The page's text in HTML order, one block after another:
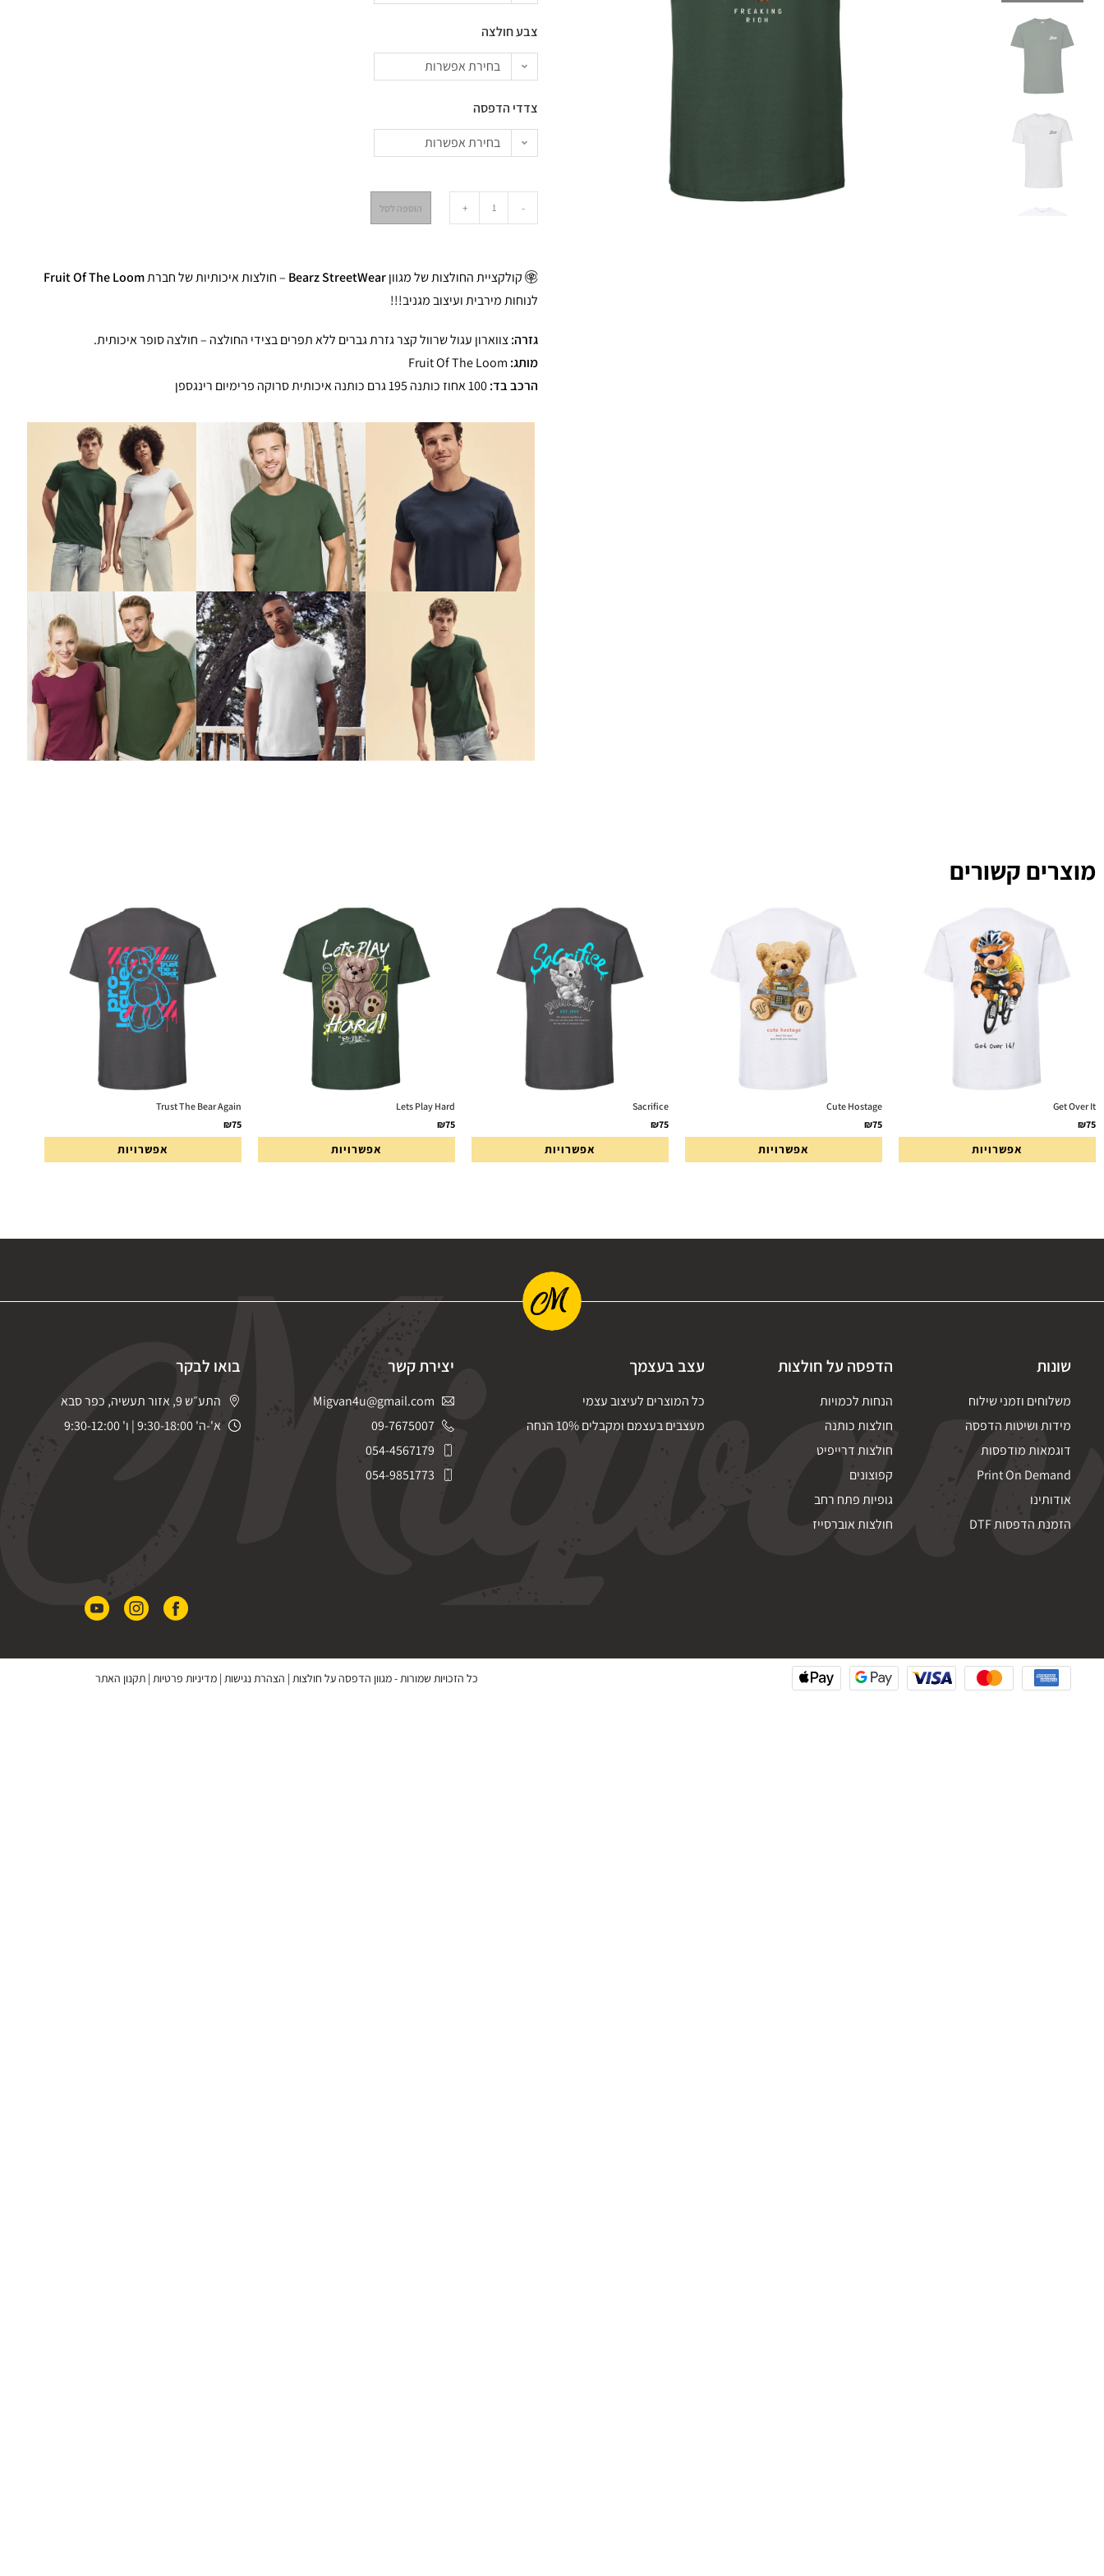
צבע חולצה
בחירת אפשרות
צדדי הדפסה
בחירת אפשרות
-
+ הוספה לסל
קולקציית החולצות של מגווןBearz StreetWear – חולצות איכותיות של חברתFruit Of The Loom
לנוחות מירבית ועיצוב מגניב!!!
גזרה:צווארון עגול שרוול קצר גזרת גברים ללא תפרים בצידי החולצה – חולצה סופר איכותית.
מותג:
הרכב בד:
מוצרים קשורים
Get Over It
₪75
אפשרויות
Cute Hostage
₪75
אפשרויות
Sacrifice
₪75
אפשרויות
Lets Play Hard
₪75
אפשרויות
Trust The Bear Again
₪75
אפשרויות
שונות
משלוחים וזמני שילוח
מידות ושיטות הדפסה
דוגמאות מודפסות
Print On Demand
אודותינו
הזמנת הדפסות DTF
הדפסה על חולצות
הנחות לכמויות
חולצות כותנה
חולצות דרייפיט
קפוצונים
גופיות פתח רחב
חולצות אוברסייז
עצב בעצמך
כל המוצרים לעיצוב עצמי
מעצבים בעצמם ומקבלים 10% הנחה
יצירת קשר
Migvan4u@gmail.com
09-7675007
054-4567179
054-9851773
בואו לבקר
התע״ש 9, אזור תעשיה, כפר סבא
א'-ה' 9:30-18:00 | ו' 9:30-12:00
כל הזכויות שמורות -מגוון הדפסה על חולצות | הצהרת נגישות |מדיניות פרטיות |תקנון האתר